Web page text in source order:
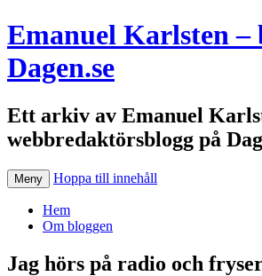
Emanuel Karlsten –
Dagen.se
Ett arkiv av Emanuel
webbredaktörsblogg på
Meny Hoppa till innehåll
Hem
Om bloggen
Jag hörs på radio och